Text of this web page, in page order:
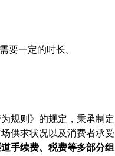
要一定的时长。
规则》的规定，秉承制定
供求状况以及消费者承受
手续费、税费等多部分组